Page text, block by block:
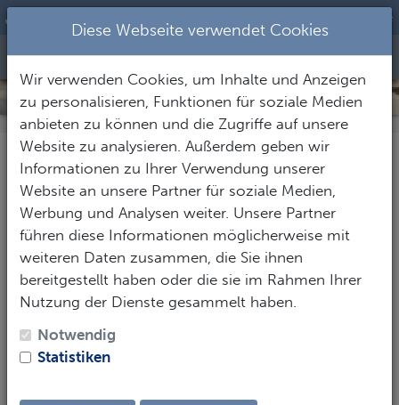
m.wittmer@aqualung.de
Toggle
MUREX DIVE RESORT BANGKA
Pauschalreise Nur Hotel
Ihre Reisedaten:
Anreise:*
Abreise:*
Diese Webseite verwendet Cookies
Wir verwenden Cookies, um Inhalte und Anzeigen
zu personalisieren, Funktionen für soziale Medien
anbieten zu können und die Zugriffe auf unsere
Website zu analysieren. Außerdem geben wir
Informationen zu Ihrer Verwendung unserer
Website an unsere Partner für soziale Medien,
Werbung und Analysen weiter. Unsere Partner
führen diese Informationen möglicherweise mit
weiteren Daten zusammen, die Sie ihnen
bereitgestellt haben oder die sie im Rahmen Ihrer
Nutzung der Dienste gesammelt haben.
Notwendig
Statistiken